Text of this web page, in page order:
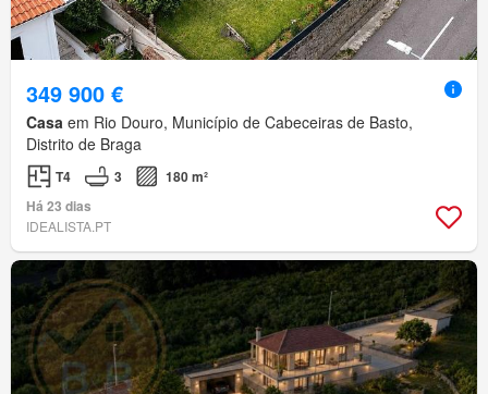
349 900 €
Casa em Rio Douro, Município de Cabeceiras de Basto,
Distrito de Braga
T4 3
180 m²
Há 23 dias
IDEALISTA.PT